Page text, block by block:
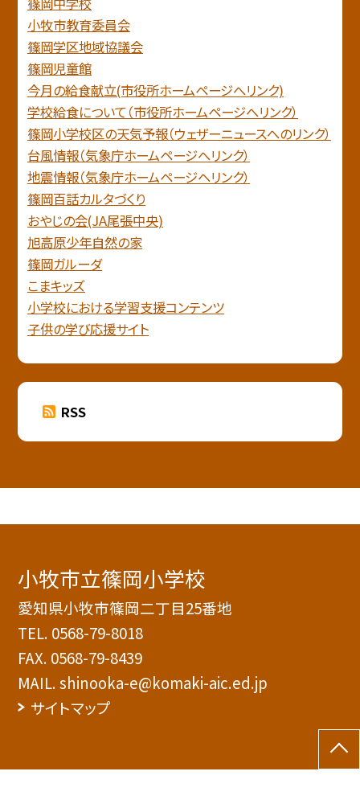
小牧市教育委員会
篠岡学区地域協議会
篠岡児童館
今月の給食献立(市役所ホームページへリンク)
学校給食について（市役所ホームページへリンク）
篠岡小学校区の天気予報（ウェザーニュースへのリンク）
台風情報（気象庁ホームページへリンク）
地震情報（気象庁ホームページヘリンク）
篠岡百話カルタづくり
おやじの会(JA尾張中央)
旭高原少年自然の家
篠岡ガルーダ
こまキッズ
小学校における学習支援コンテンツ
子供の学び応援サイト
RSS
小牧市立篠岡小学校
愛知県小牧市篠岡二丁目25番地
TEL. 0568-79-8018
FAX. 0568-79-8439
MAIL. shinooka-e@komaki-aic.ed.jp
サイトマップ